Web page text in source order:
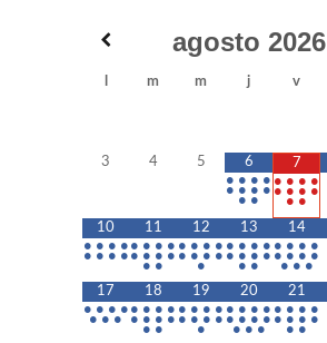
agosto 2026
m m j v
3 4 5
6
• • • •
• • • •
• •
7
• • • •
• • • •
• •
10
• • • •
• • • •
11
• • • •
• • • •
• •
12
• • • •
• • • •
•
13
• • • •
• • • •
• •
14
• • • •
• • • •
• • •
17
• • • •
• • •
18
• • • •
• • • •
• •
19
• • • •
• • • •
•
20
• • • •
• • • •
• • •
21
• • • •
• • • •
• •